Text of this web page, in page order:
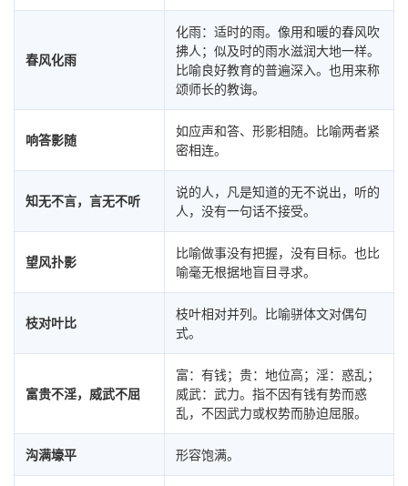
春风化雨
化雨：适时的雨。像用和暖的春风吹
拂人；似及时的雨水滋润大地一样。
比喻良好教育的普遍深入。也用来称
颂师长的教诲。
响答影随
如应声和答、形影相随。比喻两者紧
密相连。
知无不言，言无不听
说的人，凡是知道的无不说出，听的
人，没有一句话不接受。
望风扑影
比喻做事没有把握，没有目标。也比
喻毫无根据地盲目寻求。
枝对叶比
枝叶相对并列。比喻骈体文对偶句
式。
富贵不淫，威武不屈
富：有钱；贵：地位高；淫：惑乱；
威武：武力。指不因有钱有势而惑
乱，不因武力或权势而胁迫屈服。
沟满壕平 形容饱满。